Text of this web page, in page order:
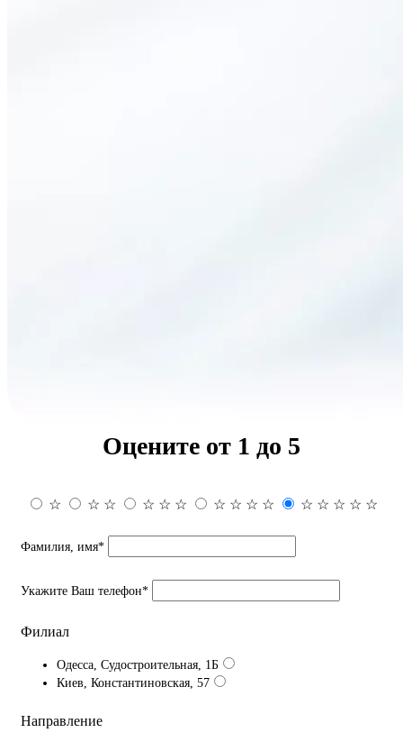
Оцените от 1 до 5
☆ ☆ ☆ ☆ ☆ ☆ ☆ ☆ ☆ ☆ ☆ ☆ ☆ ☆ ☆
Фамилия, имя*
Укажите Ваш телефон*
Филиал
Одесса, Судостроительная, 1Б
Киев, Константиновская, 57
Направление